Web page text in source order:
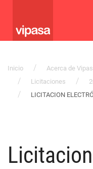
Inicio Acerca de
Licitaciones
LICITACION